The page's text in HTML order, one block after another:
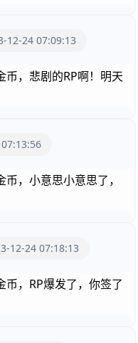
12-24 07:09:13
，悲剧的RP啊！明天
，小意思小意思了，
12-24 07:18:13
，RP爆发了，你签了